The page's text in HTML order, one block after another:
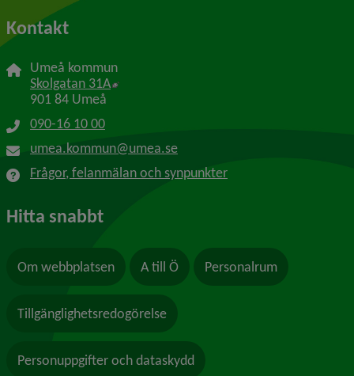
Kontakt
Umeå kommun
Skolgatan 31A Länk till annan webbplats, öppnas i nytt
901 84 Umeå
090-16 10 00
umea.kommun@umea.se
Frågor, felanmälan och synpunkter
Hitta snabbt
Om webbplatsen A till Ö Personalrum
Tillgänglighetsredogörelse
Personuppgifter och dataskydd